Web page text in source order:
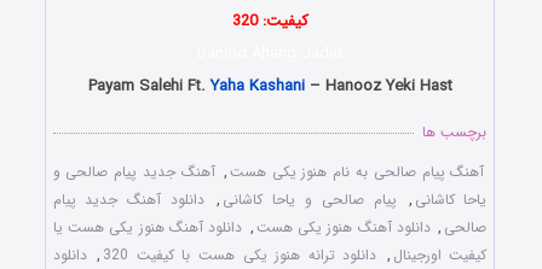
کیفیت: 320
Payam Salehi Ft.Yaha Kashani– Hanooz Yeki Hast
برچسب ها
آهنگ پیام صالحی به نام هنوز یکی هست, آهنگ جدید پیام صالحی و
یاحا کاشانی , پیام صالحی و یاحا کاشانی , دانلود آهنگ جدید پیام
صالحی , دانلود آهنگ هنوز یکی هست, دانلود آهنگ هنوز یکی هست یا
کیفیت اورجینال , دانلود ترانه هنوز یکی هست با کیفیت 320 , دانلود